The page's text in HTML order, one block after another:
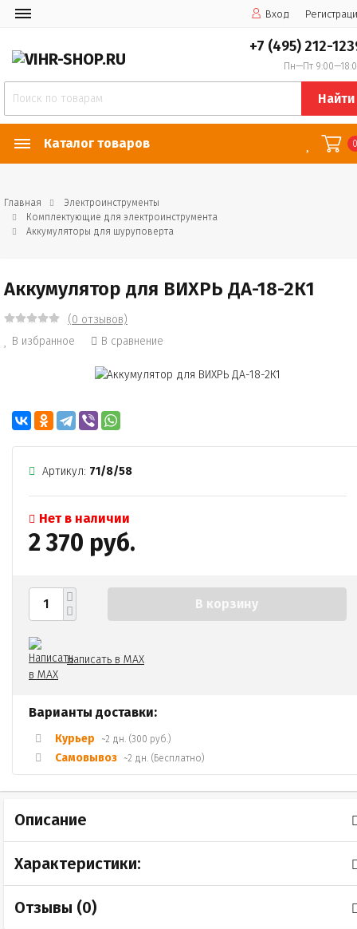
Вход
+7 (495) 212-
Пн—Пт
Найти
Каталог товаров
Главная
Электроинструменты
Комплектующие для электроинструмента
Аккумуляторы для шуруповерта
Аккумулятор для ВИХРЬ ДА-18-2К1
(0 отзывов)
В избранное
В сравнение
Артикул: 71/8/58
Нет в наличии
2 370 руб.
В корзину
Написать в MAX
Варианты доставки:
Курьер ~2 дн. (300 руб.)
Самовывоз ~2 дн. (Бесплатно)
Описание
Характеристики:
Отзывы (0)